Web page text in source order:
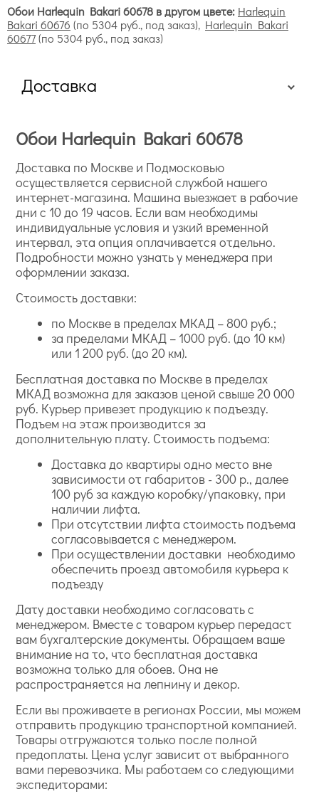
Обои Harlequin Bakari 60678 в другом цвете: Harlequin
Bakari 60676 (по 5304 руб., под заказ), Harlequin Bakari
60677(по 5304 руб., под заказ)
Доставка
Обои Harlequin Bakari 60678
Доставка по Москве и Подмосковью
осуществляется сервисной службой нашего
интернет-магазина. Машина выезжает в рабочие
дни с 10 до 19 часов. Если вам необходимы
индивидуальные условия и узкий временной
интервал, эта опция оплачивается отдельно.
Подробности можно узнать у менеджера при
оформлении заказа.
Стоимость доставки:
по Москве в пределах МКАД – 800 руб.;
за пределами МКАД – 1000 руб. (до 10 км)
или 1 200 руб. (до 20 км).
Бесплатная доставка по Москве в пределах
МКАД возможна для заказов ценой свыше 20 000
руб. Курьер привезет продукцию к подъезду.
Подъем на этаж производится за
дополнительную плату. Стоимость подъема:
Доставка до квартиры одно место вне
зависимости от габаритов - 300 р., далее
100 руб за каждую коробку/упаковку, при
наличии лифта.
При отсутствии лифта стоимость подъема
согласовывается с менеджером.
При осуществлении доставки необходимо
обеспечить проезд автомобиля курьера к
подъезду
Дату доставки необходимо согласовать с
менеджером. Вместе с товаром курьер передаст
вам бухгалтерские документы. Обращаем ваше
внимание на то, что бесплатная доставка
возможна только для обоев. Она не
распространяется на лепнину и декор.
Если вы проживаете в регионах России, мы можем
отправить продукцию транспортной компанией.
Товары отгружаются только после полной
предоплаты. Цена услуг зависит от выбранного
вами перевозчика. Мы работаем со следующими
экспедиторами: